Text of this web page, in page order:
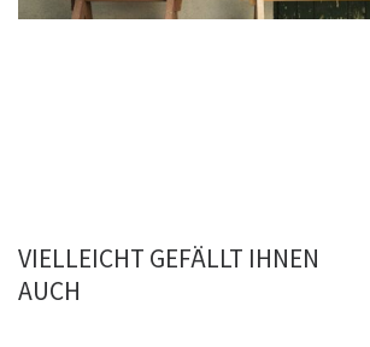
VIELLEICHT GEFÄLLT IHNEN
AUCH